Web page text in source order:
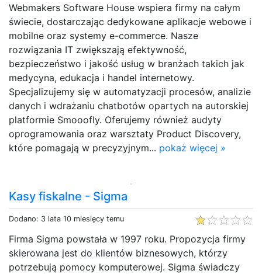
Webmakers Software House wspiera firmy na całym
świecie, dostarczając dedykowane aplikacje webowe i
mobilne oraz systemy e-commerce. Nasze
rozwiązania IT zwiększają efektywność,
bezpieczeństwo i jakość usług w branżach takich jak
medycyna, edukacja i handel internetowy.
Specjalizujemy się w automatyzacji procesów, analizie
danych i wdrażaniu chatbotów opartych na autorskiej
platformie Smooofly. Oferujemy również audyty
oprogramowania oraz warsztaty Product Discovery,
które pomagają w precyzyjnym... pokaż więcej »
Kasy fiskalne - Sigma
Dodano: 3 lata 10 miesięcy temu
Firma Sigma powstała w 1997 roku. Propozycja firmy
skierowana jest do klientów biznesowych, którzy
potrzebują pomocy komputerowej. Sigma świadczy